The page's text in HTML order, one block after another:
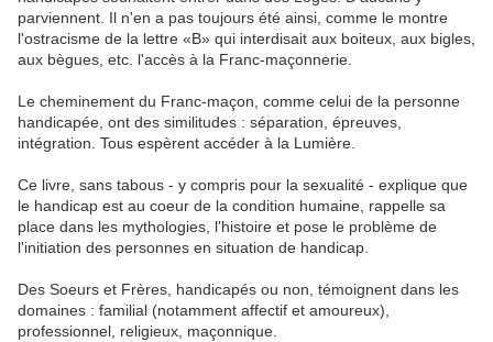
parviennent. Il n'en a pas toujours été ainsi, comme le montre
l'ostracisme de la lettre «B» qui interdisait aux boiteux, aux bigles,
aux bègues, etc. l'accès à la Franc-maçonnerie.
Le cheminement du Franc-maçon, comme celui de la personne
handicapée, ont des similitudes : séparation, épreuves,
intégration. Tous espèrent accéder à la Lumière.
Ce livre, sans tabous - y compris pour la sexualité - explique que
le handicap est au coeur de la condition humaine, rappelle sa
place dans les mythologies, l'histoire et pose le problème de
l'initiation des personnes en situation de handicap.
Des Soeurs et Frères, handicapés ou non, témoignent dans les
domaines : familial (notamment affectif et amoureux),
professionnel, religieux, maçonnique.